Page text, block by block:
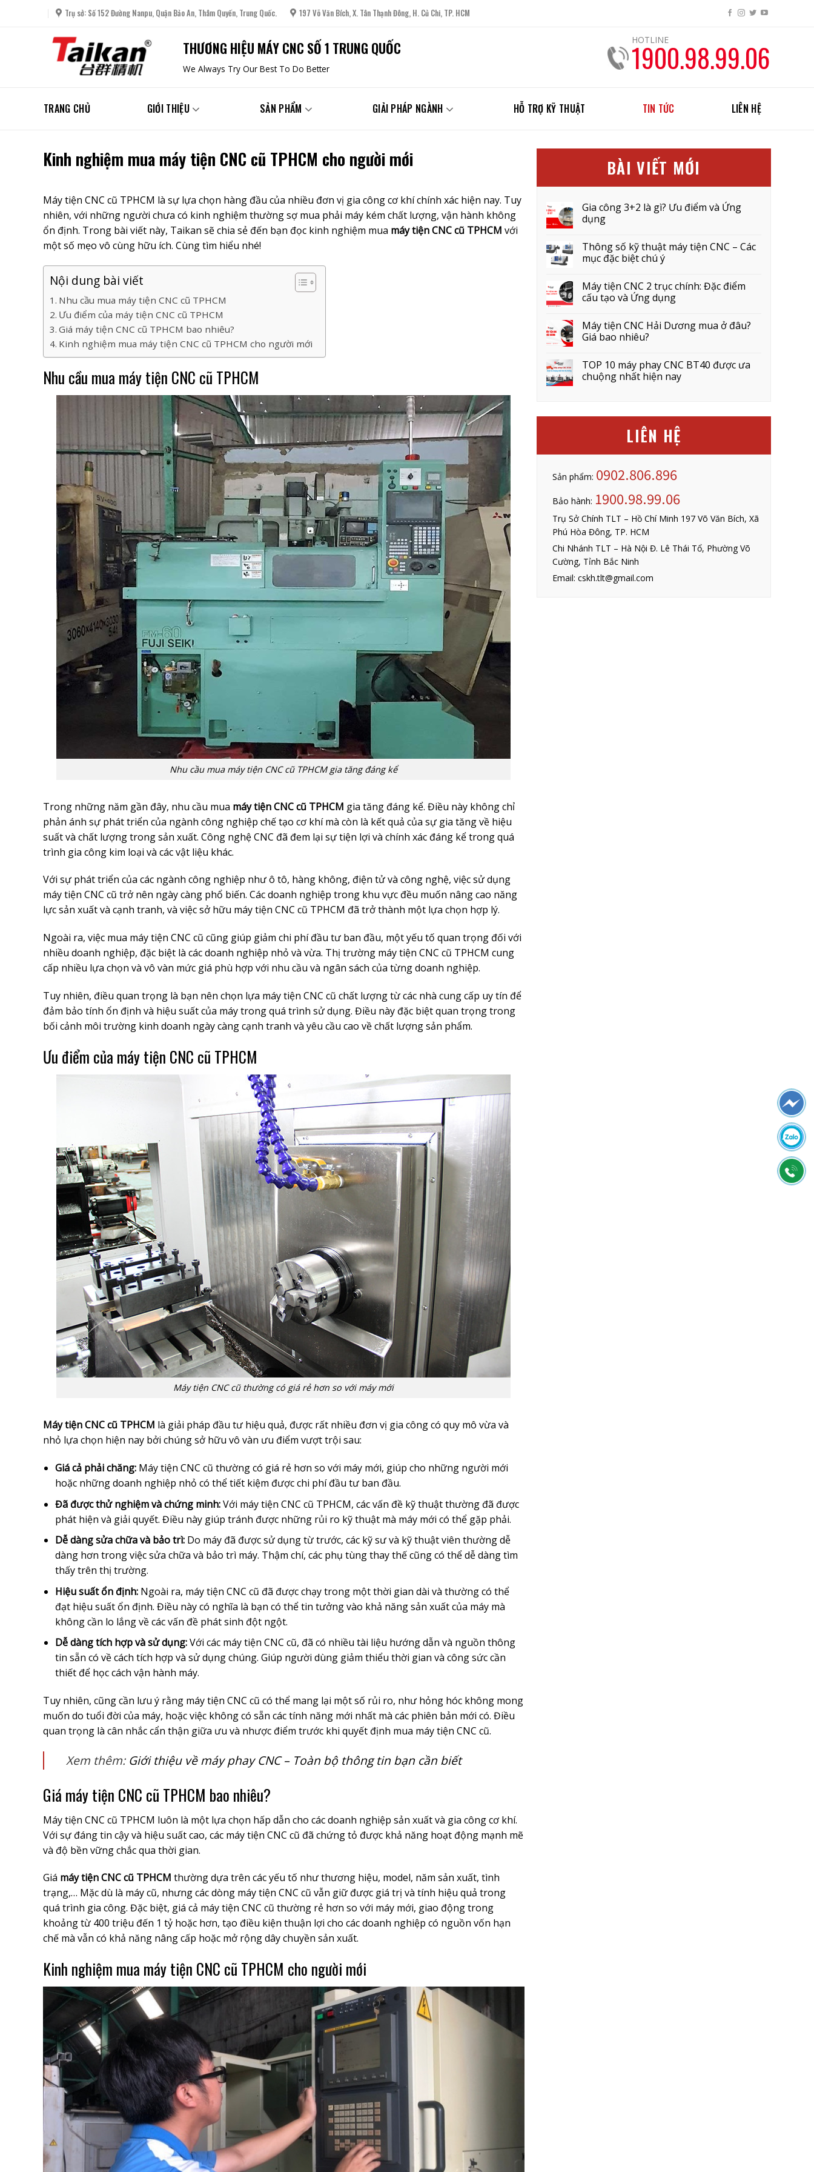
Trụ sở: Số 152 Đường Nanpu, Quận Bảo An, Thâm Quyến, Trung Quốc. 197 Võ Văn Bích, X. Tân Thạnh Đông, H. Củ Chi, TP. HCM
THƯƠNG HIỆU MÁY CNC SỐ 1 TRUNG QUỐC
We Always Try Our Best To Do Better
HOTLINE
1900.98.99.06
TRANG CHỦ GIỚI THIỆU SẢN PHẨM GIẢI PHÁP NGÀNH HỖ TRỢ KỸ THUẬT TIN TỨC LIÊN HỆ
Kinh nghiệm mua máy tiện CNC cũ TPHCM cho người mới
Máy tiện CNC cũ TPHCM là sự lựa chọn hàng đầu của nhiều đơn vị gia công cơ khí chính xác hiện nay. Tuy
nhiên, với những người chưa có kinh nghiệm thường sợ mua phải máy kém chất lượng, vận hành không
ổn định. Trong bài viết này, Taikan sẽ chia sẻ đến bạn đọc kinh nghiệm mua máy tiện CNC cũ TPHCM với
một số mẹo vô cùng hữu ích. Cùng tìm hiểu nhé!
Nội dung bài viết
Nhu cầu mua máy tiện CNC cũ TPHCM
Ưu điểm của máy tiện CNC cũ TPHCM
Giá máy tiện CNC cũ TPHCM bao nhiêu?
Kinh nghiệm mua máy tiện CNC cũ TPHCM cho người mới
Nhu cầu mua máy tiện CNC cũ TPHCM
Nhu cầu mua máy tiện CNC cũ TPHCM gia tăng đáng kể
Trong những năm gần đây, nhu cầu mua máy tiện CNC cũ TPHCM gia tăng đáng kể. Điều này không chỉ
phản ánh sự phát triển của ngành công nghiệp chế tạo cơ khí mà còn là kết quả của sự gia tăng về hiệu
suất và chất lượng trong sản xuất. Công nghệ CNC đã đem lại sự tiện lợi và chính xác đáng kể trong quá
trình gia công kim loại và các vật liệu khác.
Với sự phát triển của các ngành công nghiệp như ô tô, hàng không, điện tử và công nghệ, việc sử dụng
máy tiện CNC cũ trở nên ngày càng phổ biến. Các doanh nghiệp trong khu vực đều muốn nâng cao năng
lực sản xuất và cạnh tranh, và việc sở hữu máy tiện CNC cũ TPHCM đã trở thành một lựa chọn hợp lý.
Ngoài ra, việc mua máy tiện CNC cũ cũng giúp giảm chi phí đầu tư ban đầu, một yếu tố quan trọng đối với
nhiều doanh nghiệp, đặc biệt là các doanh nghiệp nhỏ và vừa. Thị trường máy tiện CNC cũ TPHCM cung
cấp nhiều lựa chọn và vô vàn mức giá phù hợp với nhu cầu và ngân sách của từng doanh nghiệp.
Tuy nhiên, điều quan trọng là bạn nên chọn lựa máy tiện CNC cũ chất lượng từ các nhà cung cấp uy tín để
đảm bảo tính ổn định và hiệu suất của máy trong quá trình sử dụng. Điều này đặc biệt quan trọng trong
bối cảnh môi trường kinh doanh ngày càng cạnh tranh và yêu cầu cao về chất lượng sản phẩm.
Ưu điểm của máy tiện CNC cũ TPHCM
Máy tiện CNC cũ thường có giá rẻ hơn so với máy mới
Máy tiện CNC cũ TPHCM là giải pháp đầu tư hiệu quả, được rất nhiều đơn vị gia công có quy mô vừa và
nhỏ lựa chọn hiện nay bởi chúng sở hữu vô vàn ưu điểm vượt trội sau:
Giá cả phải chăng: Máy tiện CNC cũ thường có giá rẻ hơn so với máy mới, giúp cho những người mới
hoặc những doanh nghiệp nhỏ có thể tiết kiệm được chi phí đầu tư ban đầu.
Đã được thử nghiệm và chứng minh:Với máy tiện CNC cũ TPHCM, các vấn đề kỹ thuật thường đã được
phát hiện và giải quyết. Điều này giúp tránh được những rủi ro kỹ thuật mà máy mới có thể gặp phải.
Dễ dàng sửa chữa và bảo trì: Do máy đã được sử dụng từ trước, các kỹ sư và kỹ thuật viên thường dễ
dàng hơn trong việc sửa chữa và bảo trì máy. Thậm chí, các phụ tùng thay thế cũng có thể dễ dàng tìm
thấy trên thị trường.
Hiệu suất ổn định: Ngoài ra, máy tiện CNC cũ đã được chạy trong một thời gian dài và thường có thể
đạt hiệu suất ổn định. Điều này có nghĩa là bạn có thể tin tưởng vào khả năng sản xuất của máy mà
không cần lo lắng về các vấn đề phát sinh đột ngột.
Dễ dàng tích hợp và sử dụng:Với các máy tiện CNC cũ, đã có nhiều tài liệu hướng dẫn và nguồn thông
tin sẵn có về cách tích hợp và sử dụng chúng. Giúp người dùng giảm thiểu thời gian và công sức cần
thiết để học cách vận hành máy.
Tuy nhiên, cũng cần lưu ý rằng máy tiện CNC cũ có thể mang lại một số rủi ro, như hỏng hóc không mong
muốn do tuổi đời của máy, hoặc việc không có sẵn các tính năng mới nhất mà các phiên bản mới có. Điều
quan trọng là cân nhắc cẩn thận giữa ưu và nhược điểm trước khi quyết định mua máy tiện CNC cũ.
Xem thêm: Giới thiệu về máy phay CNC – Toàn bộ thông tin bạn cần biết
Giá máy tiện CNC cũ TPHCM bao nhiêu?
Máy tiện CNC cũ TPHCM luôn là một lựa chọn hấp dẫn cho các doanh nghiệp sản xuất và gia công cơ khí.
Với sự đáng tin cậy và hiệu suất cao, các máy tiện CNC cũ đã chứng tỏ được khả năng hoạt động mạnh mẽ
và độ bền vững chắc qua thời gian.
Giá máy tiện CNC cũ TPHCM thường dựa trên các yếu tố như thương hiệu, model, năm sản xuất, tình
trạng,… Mặc dù là máy cũ, nhưng các dòng máy tiện CNC cũ vẫn giữ được giá trị và tính hiệu quả trong
quá trình gia công. Đặc biệt, giá cả máy tiện CNC cũ thường rẻ hơn so với máy mới, giao động trong
khoảng từ 400 triệu đến 1 tỷ hoặc hơn, tạo điều kiện thuận lợi cho các doanh nghiệp có nguồn vốn hạn
chế mà vẫn có khả năng nâng cấp hoặc mở rộng dây chuyền sản xuất.
Kinh nghiệm mua máy tiện CNC cũ TPHCM cho người mới
BÀI VIẾT MỚI
Gia công 3+2 là gì? Ưu điểm và Ứng
dụng
Thông số kỹ thuật máy tiện CNC – Các
mục đặc biệt chú ý
Máy tiện CNC 2 trục chính: Đặc điểm
cấu tạo và Ứng dụng
Máy tiện CNC Hải Dương mua ở đâu?
Giá bao nhiêu?
TOP 10 máy phay CNC BT40 được ưa
chuộng nhất hiện nay
LIÊN HỆ
Sản phẩm: 0902.806.896
Bảo hành: 1900.98.99.06
Trụ Sở Chính TLT – Hồ Chí Minh 197 Võ Văn Bích, Xã
Phú Hòa Đông, TP. HCM
Chi Nhánh TLT – Hà Nội Đ. Lê Thái Tổ, Phường Võ
Cường, Tỉnh Bắc Ninh
Email: cskh.tlt@gmail.com